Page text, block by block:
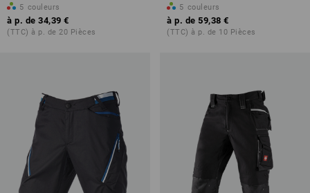
5 couleurs
à p. de 34,39 €
(TTC) à p. de 20 Pièces
5 couleurs
à p. de 59,38 €
(TTC) à p. de 10 Pièces